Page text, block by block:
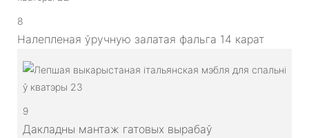
8
Налепленая ўручную залатая фальга 14 карат
9
Дакладны мантаж гатовых вырабаў